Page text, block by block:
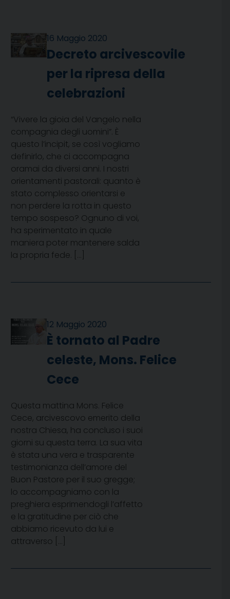
16 Maggio 2020
Decreto arcivescovile
per la ripresa della
celebrazioni
“Vivere la gioia del Vangelo nella
compagnia degli uomini”. È
questo l’incipit, se così vogliamo
definirlo, che ci accompagna
oramai da diversi anni. I nostri
orientamenti pastorali: quanto è
stato complesso orientarsi e
non perdere la rotta in questo
tempo sospeso? Ognuno di voi,
ha sperimentato in quale
maniera poter mantenere salda
la propria fede. […]
12 Maggio 2020
È tornato al Padre
celeste, Mons. Felice
Cece
Questa mattina Mons. Felice
Cece, arcivescovo emerito della
nostra Chiesa, ha concluso i suoi
giorni su questa terra. La sua vita
è stata una vera e trasparente
testimonianza dell’amore del
Buon Pastore per il suo gregge;
lo accompagniamo con la
preghiera esprimendogli l’affetto
e la gratitudine per ciò che
abbiamo ricevuto da lui e
attraverso […]